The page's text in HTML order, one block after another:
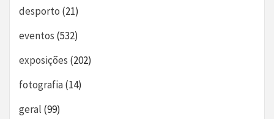
desporto (21)
eventos (532)
exposições (202)
fotografia(14)
geral (99)